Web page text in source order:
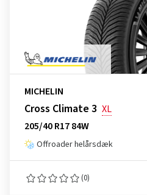
MICHELIN
Cross Climate 3 XL
205/40 R17 84W
Offroader helårsdæk
(0)